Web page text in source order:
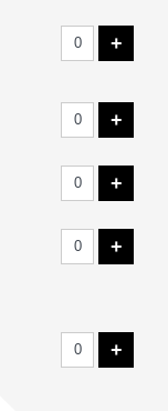
+
+
+
+
+